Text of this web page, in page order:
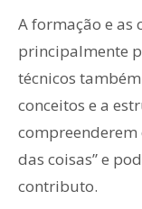
A formação e as
principalmente
técnicos
conceitos e a
compreenderem
das coisas” e
contributo.